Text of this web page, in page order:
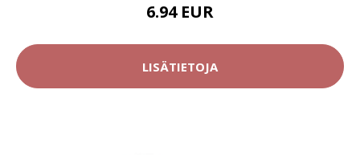
6.94 EUR
LISÄTIETOJA